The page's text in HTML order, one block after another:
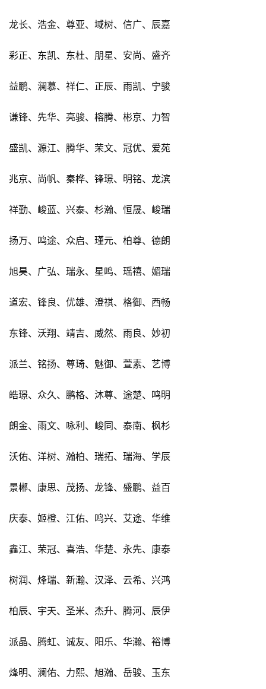
龙长、浩金、尊亚、域树、信广、辰嘉
彩正、东凯、东杜、朋星、安尚、盛齐
益鹏、澜慕、祥仁、正辰、雨凯、宁骏
谦锋、先华、亮骏、榕腾、彬京、力智
盛凯、源江、腾华、荣文、冠优、爱苑
兆京、尚帆、秦桦、锋璟、明铭、龙滨
祥勤、峻蓝、兴泰、杉瀚、恒晟、峻瑞
扬万、鸣途、众启、瑾元、柏尊、德朗
旭昊、广弘、瑞永、星鸣、瑶禧、媚瑞
道宏、锋良、优雄、澄祺、格御、西畅
东锋、沃翔、靖吉、威然、雨良、妙初
派兰、铭扬、尊琦、魅御、萱素、艺博
皓璟、众久、鹏格、沐尊、途楚、鸣明
朗金、雨文、咏利、峻同、泰南、枫杉
沃佑、洋树、瀚柏、瑞拓、瑞海、学辰
景郴、康思、茂扬、龙锋、盛鹏、益百
庆泰、姬橙、江佑、鸣兴、艾途、华维
鑫江、荣冠、喜浩、华楚、永先、康泰
树润、烽瑞、新瀚、汉泽、云希、兴鸿
柏辰、宇天、圣米、杰升、腾河、辰伊
派晶、腾虹、诚友、阳乐、华瀚、裕博
烽明、澜佑、力熙、旭瀚、岳骏、玉东